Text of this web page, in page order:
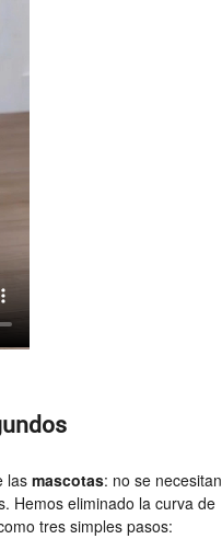
lasmascotas: no se necesitan
Hemos eliminado la curva de
tres simples pasos: